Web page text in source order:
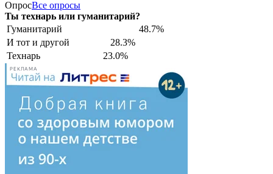
ОпросВсе опросы
Ты технарь или гуманитарий?
Гуманитарий
48.7%
И тот и другой
28.3%
Технарь
23.0%
РЕКЛАМА